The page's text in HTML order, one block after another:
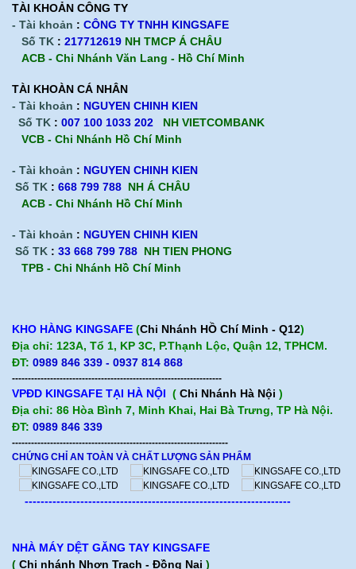
TÀI KHOẢN CÔNG TY
- Tài khoản : CÔNG TY TNHH KINGSAFE
Số TK : 217712619 NH TMCP Á CHÂU
ACB - Chi Nhánh Văn Lang - Hồ Chí Minh
TÀI KHOÀN CÁ NHÂN
- Tài khoản : NGUYEN CHINH KIEN
Số TK : 007 100 1033 202
NH VIETCOMBANK
VCB - Chi Nhánh Hồ Chí Minh
- Tài khoản : NGUYEN CHINH KIEN
Số TK : 668 799 788 NH Á CHÂU
ACB - Chi Nhánh Hồ Chí Minh
- Tài khoản : NGUYEN CHINH KIEN
Số TK : 33 668 799 788 NH TIEN PHONG
TPB - Chi Nhánh Hồ Chí Minh
KHO HÀNG KINGSAFE (Chi Nhánh HỒ Chí Minh - Q12)
Địa chỉ: 123A, Tổ 1, KP 3C, P.Thạnh Lộc, Quận 12, TPHCM.
ĐT: 0989 846 339 - 0937 814 868
------------------------------------------------------------------
VPĐD KINGSAFE TẠI HÀ NỘI ( Chi Nhánh Hà Nội )
Địa chỉ: 86 Hòa Bình 7, Minh Khai, Hai Bà Trưng, TP Hà Nội.
ĐT: 0989 846 339
--------------------------------------------------------------------
CHỨNG CHỈ AN TOÀN VÀ CHẤT LƯỢNG SẢN PHẨM
-------------------------------------------------------------------
NHÀ MÁY DỆT GĂNG TAY KINGSAFE
( Chi nhánh Nhơn Trạch - Đồng Nai )